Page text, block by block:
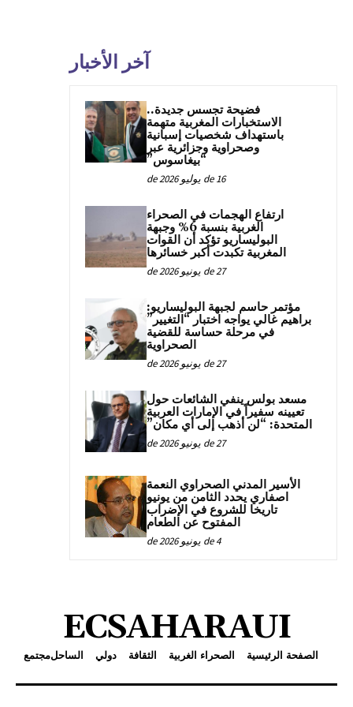
آخر الأخبار
فضيحة تجسس جديدة..
الاستخبارات المغربية متهمة
باستهداف شخصيات إسبانية
وصحراوية وجزائرية عبر
“بيغاسوس”
16 de يوليو de 2026
ارتفاع الهجمات في الصحراء
الغربية بنسبة 6% وجبهة
البوليساريو تؤكد أن القوات
المغربية تكبدت أكبر خسائرها
27 de يونيو de 2026
مؤتمر حاسم لجبهة البوليساريو:
براهيم غالي يواجه اختبار “التغيير”
في مرحلة حساسة للقضية
الصحراوية
27 de يونيو de 2026
مسعد بولس ينفي الشائعات حول
تعيينه سفيراً في الإمارات العربية
المتحدة: “لن أذهب إلى أي مكان”
27 de يونيو de 2026
الأسير المدني الصحراوي النعمة
اصفاري يحدد الثامن من يونيو
تاريخا للشروع في الإضراب
المفتوح عن الطعام
4 de يونيو de 2026
ECSAHARAUI
الصفحة الرئيسية الصحراء الغربية الثقافة دولي الساحلمجتمع